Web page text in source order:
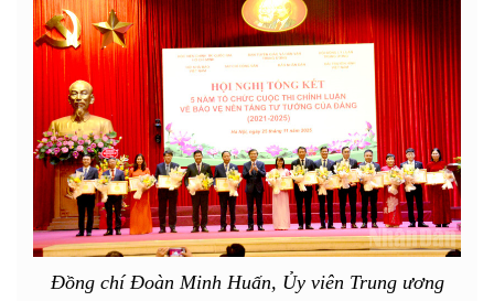
Đồng chí Đoàn Minh Huấn, Ủy viên Trung ương